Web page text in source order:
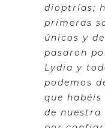
dioptrías;
primeras
únicos y
pasaron
Lydia y
podemos
que
de